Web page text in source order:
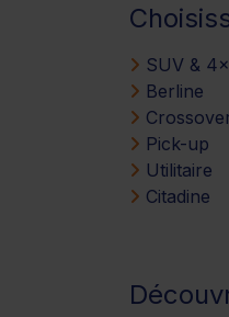
SUV &
Berline
Pick-up
Utilitaire
Citadine